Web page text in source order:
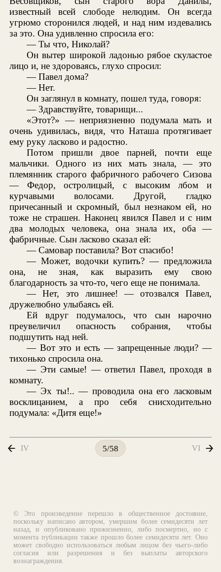
известный всей слободе нелюдим. Он всегда
угрюмо сторонился людей, и над ним издевались
за это. Она удивленно спросила его:
— Ты что, Николай?
Он вытер широкой ладонью рябое скуластое
лицо и, не здороваясь, глухо спросил:
— Павел дома?
— Нет.
Он заглянул в комнату, пошел туда, говоря:
— Здравствуйте, товарищи...
«Этот?» — неприязненно подумала мать и
очень удивилась, видя, что Наташа протягивает
ему руку ласково и радостно.
Потом пришли двое парней, почти еще
мальчики. Одного из них мать знала, — это
племянник старого фабричного рабочего Сизова
— Федор, остролицый, с высоким лбом и
курчавыми волосами. Другой, гладко
причесанный и скромный, был незнаком ей, но
тоже не страшен. Наконец явился Павел и с ним
два молодых человека, она знала их, оба —
фабричные. Сын ласково сказал ей:
— Самовар поставила? Вот спасибо!
— Может, водочки купить? — предложила
она, не зная, как выразить ему свою
благодарность за что-то, чего еще не понимала.
— Нет, это лишнее! — отозвался Павел,
дружелюбно улыбаясь ей.
Ей вдруг подумалось, что сын нарочно
преувеличил опасность собрания, чтобы
подшутить над ней.
— Вот это и есть — запрещенные люди? —
тихонько спросила она.
— Эти самые! — ответил Павел, проходя в
комнату.
— Эх ты!.. — проводила она его ласковым
восклицанием, а про себя снисходительно
подумала: «Дитя еще!»
IV 5/58 VI
© Это произведение перешло в общественное достояние,
поскольку написано автором, умершим более семидесяти лет
назад, и опубликовано прижизненно, либо посмертно, но с
момента публикации также прошло более семидесяти лет. Оно
может свободно использоваться любым лицом без чьего-либо
согласия или разрешения и без выплаты авторского
вознаграждения.